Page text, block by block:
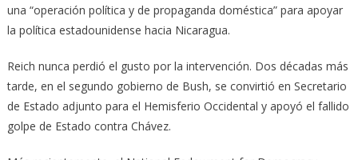
una “operación política y de propaganda doméstica” para apoyar
la política estadounidense hacia Nicaragua.
Reich nunca perdió el gusto por la intervención. Dos décadas más
tarde, en el segundo gobierno de Bush, se convirtió en Secretario
de Estado adjunto para el Hemisferio Occidental y apoyó el fallido
golpe de Estado contra Chávez.